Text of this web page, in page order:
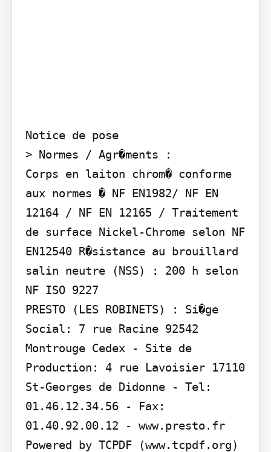
Notice de pose
> Normes / Agr�ments :
Corps en laiton chrom� conforme
aux normes � NF EN1982/ NF EN
12164 / NF EN 12165 / Traitement
de surface Nickel-Chrome selon NF
EN12540 R�sistance au brouillard
salin neutre (NSS) : 200 h selon
NF ISO 9227
PRESTO (LES ROBINETS) : Si�ge
Social: 7 rue Racine 92542
Montrouge Cedex - Site de
Production: 4 rue Lavoisier 17110
St-Georges de Didonne - Tel:
01.46.12.34.56 - Fax:
01.40.92.00.12 - www.presto.fr
Powered by TCPDF (www.tcpdf.org)